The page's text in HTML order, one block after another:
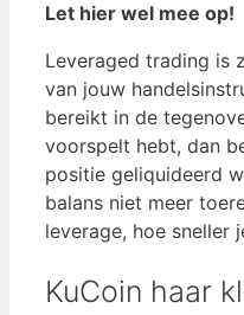
Let hier wel mee op!
Leveraged trading is
van jouw
bereikt in de
voorspelt hebt, dan
positie geliquideerd
balans niet meer
leverage, hoe sneller
KuCoin haar